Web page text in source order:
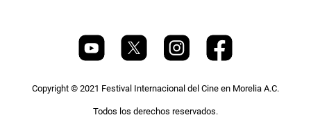
Copyright © 2021 Festival Internacional del Cine en Morelia A.C.
Todos los derechos reservados.